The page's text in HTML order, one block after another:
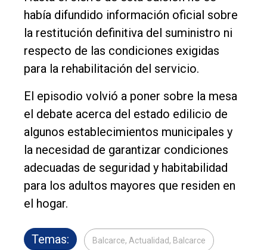
había difundido información oficial sobre
la restitución definitiva del suministro ni
respecto de las condiciones exigidas
para la rehabilitación del servicio.
El episodio volvió a poner sobre la mesa
el debate acerca del estado edilicio de
algunos establecimientos municipales y
la necesidad de garantizar condiciones
adecuadas de seguridad y habitabilidad
para los adultos mayores que residen en
el hogar.
Temas: Balcarce, Actualidad, Balcarce